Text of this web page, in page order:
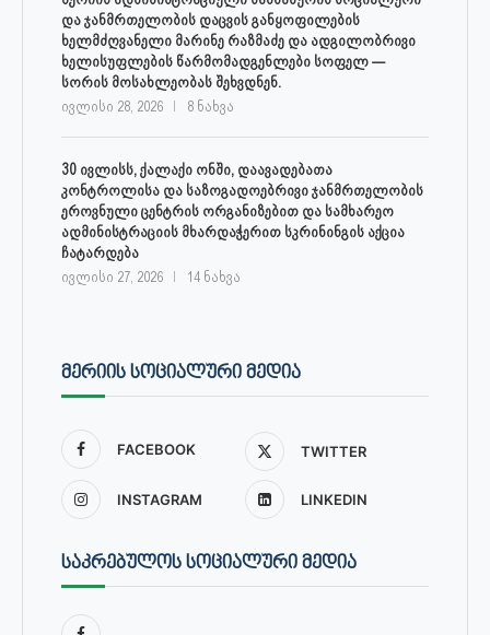
და ჯანმრთელობის დაცვის განყოფილების
ხელმძღვანელი მარინე რაზმაძე და ადგილობრივი
ხელისუფლების წარმომადგენლები სოფელ —
სორის მოსახლეობას შეხვდნენ.
ივლისი 28, 2026 8 ნახვა
30 ივლისს, ქალაქი ონში, დაავადებათა
კონტროლისა და საზოგადოებრივი ჯანმრთელობის
ეროვნული ცენტრის ორგანიზებით და სამხარეო
ადმინისტრაციის მხარდაჭერით სკრინინგის აქცია
ჩატარდება
ივლისი 27, 2026 14 ნახვა
ᲛᲔᲠᲘᲘᲡ ᲡᲝᲪᲘᲐᲚᲣᲠᲘ ᲛᲔᲓᲘᲐ
FACEBOOK TWITTER
INSTAGRAM LINKEDIN
ᲡᲐᲙᲠᲔᲑᲣᲚᲝᲡ ᲡᲝᲪᲘᲐᲚᲣᲠᲘ ᲛᲔᲓᲘᲐ